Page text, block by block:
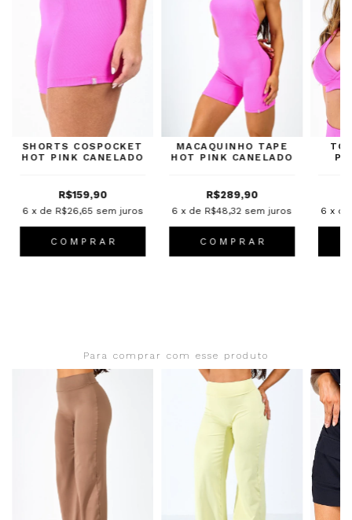
SHORTS COSPOCKET
HOT PINK CANELADO
R$159,90
6 x de R$26,65 sem juros
C O M P R A R
MACAQUINHO TAPE
HOT PINK CANELADO
R$289,90
6 x de R$48,32 sem juros
C O M P R A R
6 x
Para comprar com esse produto